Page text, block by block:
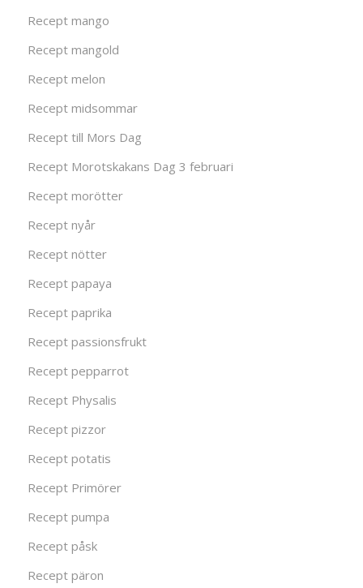
Recept mango
Recept mangold
Recept melon
Recept midsommar
Recept till Mors Dag
Recept Morotskakans Dag 3 februari
Recept morötter
Recept nyår
Recept nötter
Recept papaya
Recept paprika
Recept passionsfrukt
Recept pepparrot
Recept Physalis
Recept pizzor
Recept potatis
Recept Primörer
Recept pumpa
Recept påsk
Recept päron